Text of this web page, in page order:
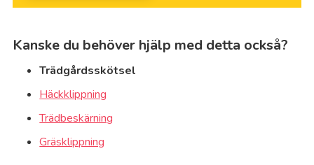
Kanske du behöver hjälp med detta också?
Trädgårdsskötsel
Häckklippning
Trädbeskärning
Gräsklippning